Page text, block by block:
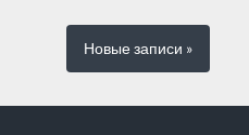
Новыезаписи »